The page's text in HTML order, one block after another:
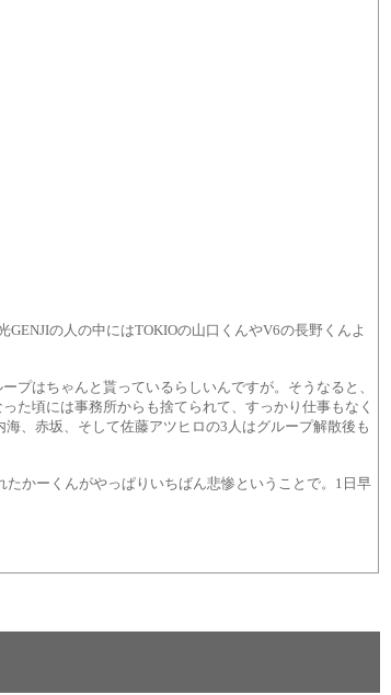
の人の中にはTOKIOの山口くんやV6の長野くんよ
プはちゃんと貰っているらしいんですが。そうなると、
た頃には事務所からも捨てられて、すっかり仕事もなく
海、赤坂、そして佐藤アツヒロの3人はグループ解散後も
かーくんがやっぱりいちばん悲惨ということで。1日早